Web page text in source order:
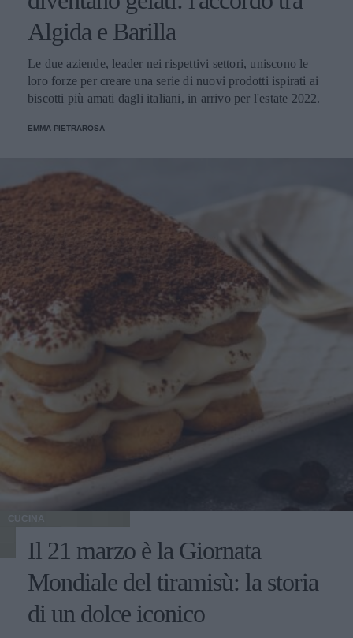
Algida e Barilla
Le due aziende, leader nei rispettivi settori, uniscono le
loro forze per creare una serie di nuovi prodotti ispirati ai
biscotti più amati dagli italiani, in arrivo per l'estate 2022.
EMMA PIETRAROSA
CUCINA
Il 21 marzo è la Giornata
Mondiale del tiramisù: la storia
di un dolce iconico